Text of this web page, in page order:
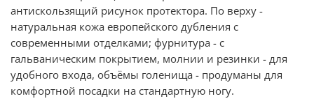
антискользящий рисунок протектора. По верху -
натуральная кожа европейского дубления с
современными отделками; фурнитура - с
гальваническим покрытием, молнии и резинки - для
удобного входа, объёмы голенища - продуманы для
комфортной посадки на стандартную ногу.